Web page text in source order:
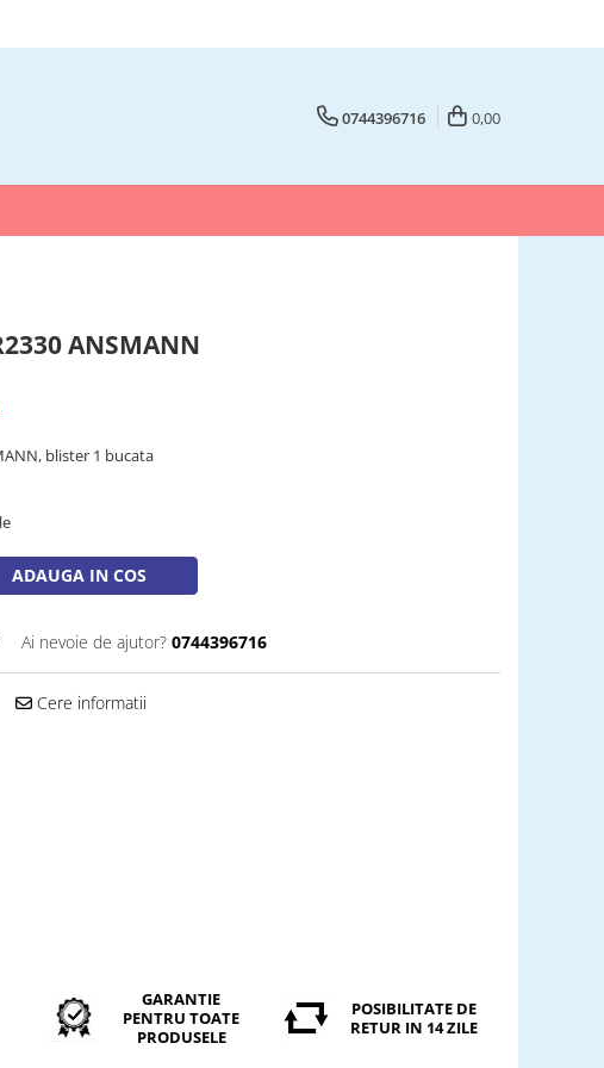
0744396716 0,00
ANSMANN
blister 1 bucata
ADAUGA IN COS
Ai nevoie de ajutor? 0744396716
Cere informatii
GARANTIE
PENTRU TOATE
PRODUSELE
POSIBILITATE DE
RETUR IN 14 ZILE